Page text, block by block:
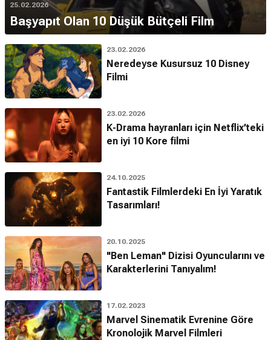
25.02.2026
Başyapıt Olan 10 Düşük Bütçeli Film
23.02.2026
Neredeyse Kusursuz 10 Disney
Filmi
23.02.2026
K-Drama hayranları için Netflix’teki
en iyi 10 Kore filmi
24.10.2025
Fantastik Filmlerdeki En İyi Yaratık
Tasarımları!
20.10.2025
"Ben Leman" Dizisi Oyuncularını ve
Karakterlerini Tanıyalım!
17.02.2023
Marvel Sinematik Evrenine Göre
Kronolojik Marvel Filmleri